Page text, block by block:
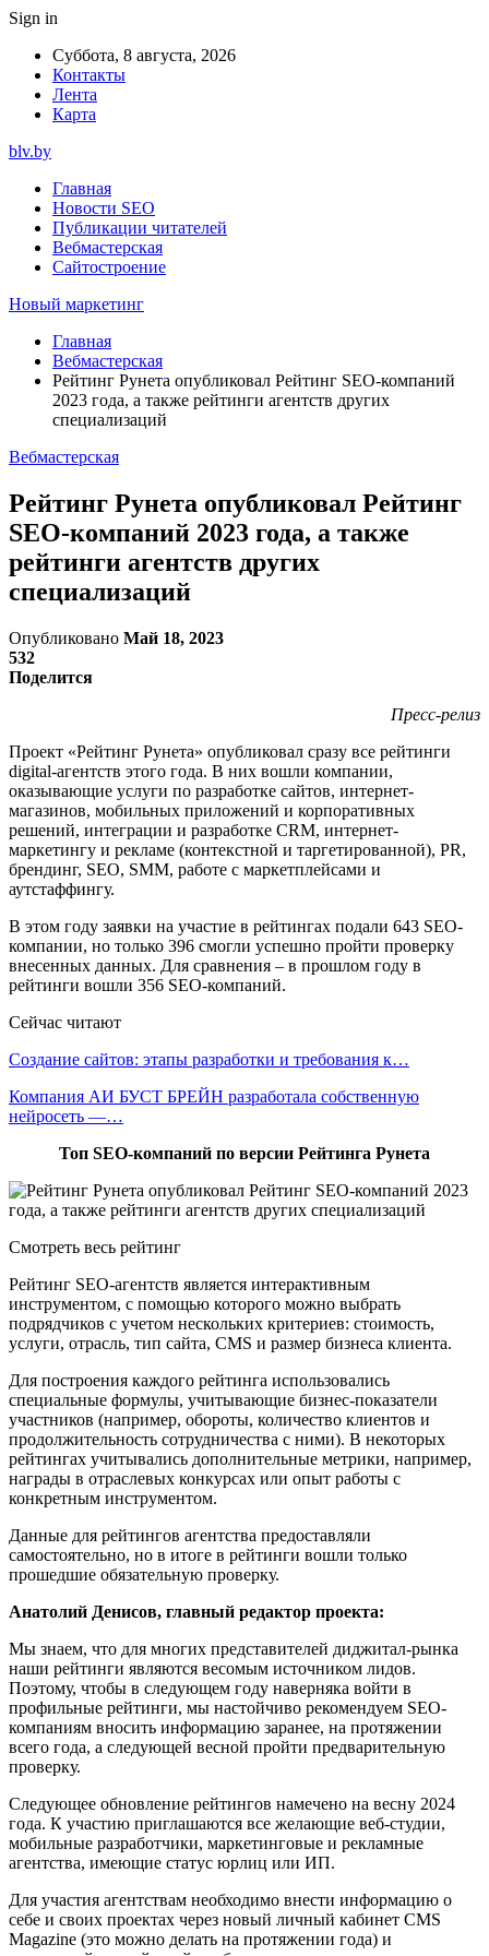
Sign in
Суббота, 8 августа, 2026
Контакты
Лента
Карта
blv.by
Главная
Новости SEO
Публикации читателей
Вебмастерская
Сайтостроение
Новый маркетинг
Главная
Вебмастерская
Рейтинг Рунета опубликовал Рейтинг SEO-компаний
2023 года, а также рейтинги агентств других
специализаций
Вебмастерская
Рейтинг Рунета опубликовал Рейтинг
SEO-компаний 2023 года, а также
рейтинги агентств других
специализаций
Опубликовано Май 18, 2023
532
Поделится
Пресс-релиз
Проект «Рейтинг Рунета» опубликовал сразу все рейтинги
digital-агентств этого года. В них вошли компании,
оказывающие услуги по разработке сайтов, интернет-
магазинов, мобильных приложений и корпоративных
решений, интеграции и разработке CRM, интернет-
маркетингу и рекламе (контекстной и таргетированной), PR,
брендинг, SEO, SMM, работе с маркетплейсами и
аутстаффингу.
В этом году заявки на участие в рейтингах подали 643 SEO-
компании, но только 396 смогли успешно пройти проверку
внесенных данных. Для сравнения – в прошлом году в
рейтинги вошли 356 SEO-компаний.
Сейчас читают
Создание сайтов: этапы разработки и требования к…
Компания АИ БУСТ БРЕЙН разработала собственную
нейросеть —…
Топ SEO-компаний по версии Рейтинга Рунета
Смотреть весь рейтинг
Рейтинг SEO-агентств является интерактивным
инструментом, с помощью которого можно выбрать
подрядчиков с учетом нескольких критериев: стоимость,
услуги, отрасль, тип сайта, CMS и размер бизнеса клиента.
Для построения каждого рейтинга использовались
специальные формулы, учитывающие бизнес-показатели
участников (например, обороты, количество клиентов и
продолжительность сотрудничества с ними). В некоторых
рейтингах учитывались дополнительные метрики, например,
награды в отраслевых конкурсах или опыт работы с
конкретным инструментом.
Данные для рейтингов агентства предоставляли
самостоятельно, но в итоге в рейтинги вошли только
прошедшие обязательную проверку.
Анатолий Денисов, главный редактор проекта:
Мы знаем, что для многих представителей диджитал-рынка
наши рейтинги являются весомым источником лидов.
Поэтому, чтобы в следующем году наверняка войти в
профильные рейтинги, мы настойчиво рекомендуем SEO-
компаниям вносить информацию заранее, на протяжении
всего года, а следующей весной пройти предварительную
проверку.
Следующее обновление рейтингов намечено на весну 2024
года. К участию приглашаются все желающие веб-студии,
мобильные разработчики, маркетинговые и рекламные
агентства, имеющие статус юрлиц или ИП.
Для участия агентствам необходимо внести информацию о
себе и своих проектах через новый личный кабинет CMS
Magazine (это можно делать на протяжении года) и